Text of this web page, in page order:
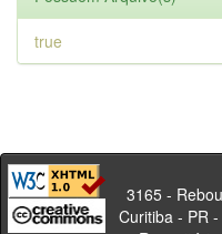
true
Av.
3165 -
Curitiba